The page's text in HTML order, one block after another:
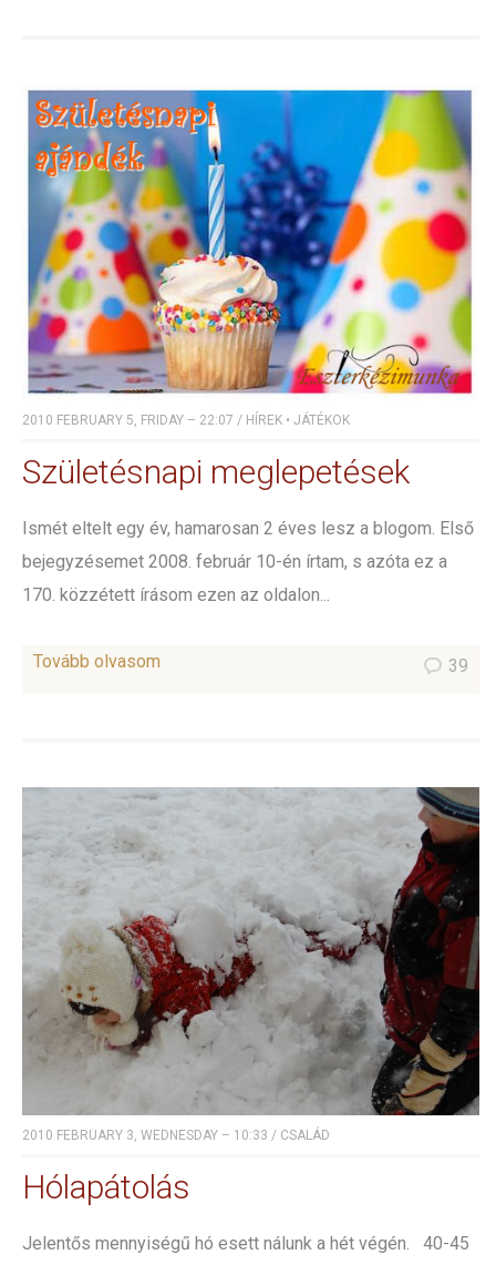
2010 FEBRUARY 5, FRIDAY – 22:07 / HÍREK • JÁTÉKOK
Születésnapi meglepetések
Ismét eltelt egy év, hamarosan 2 éves lesz a blogom. Első
bejegyzésemet 2008. február 10-én írtam, s azóta ez a
170. közzétett írásom ezen az oldalon...
Tovább olvasom 39
2010 FEBRUARY 3, WEDNESDAY – 10:33 / CSALÁD
Hólapátolás
Jelentős mennyiségű hó esett nálunk a hét végén. 40-45